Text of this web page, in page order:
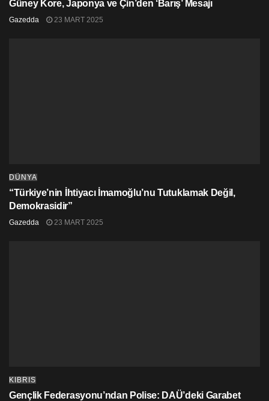
Güney Kore, Japonya ve Çin’den ‘Barış’ Mesajı
Gazedda 23 MART 2025
DÜNYA
“Türkiye’nin İhtiyacı İmamoğlu’nu Tutuklamak Değil,
Demokrasidir”
Gazedda 23 MART 2025
KIBRIS
Gençlik Federasyonu’ndan Polise: DAÜ’deki Garabet